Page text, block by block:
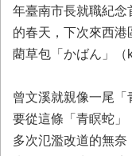
年臺南市長就職紀念
的春天，下次來西港
藺草包「かばん」（
曾文溪就親像一尾
要從這條「青瞑蛇」
多次氾濫改道的無